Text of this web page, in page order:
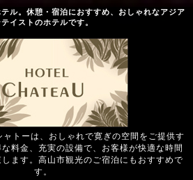
ル。休憩・宿泊におすすめ、おしゃれなアジア
テイストのホテルです。
トーは、おしゃれで寛ぎの空間をご提供す
料金、充実の設備で、お客様が快適な時間
ます。高山市観光のご宿泊にもおすすめで
す。